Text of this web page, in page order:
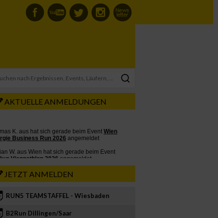
AKTUELLE ANMELDUNGEN
JETZT ANMELDEN
RUN5 TEAMSTAFFEL - Wiesbaden
B2Run Dillingen/Saar